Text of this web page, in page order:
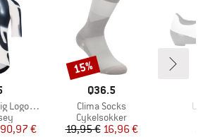
Jersey
pris
90,97 €
MÆRKE
Q36.5
Artikel
Clima Socks
Produktgruppe
Cykelsokker
Pris
19,95 €Nedsat pris
16,96 €
Rabat
15%